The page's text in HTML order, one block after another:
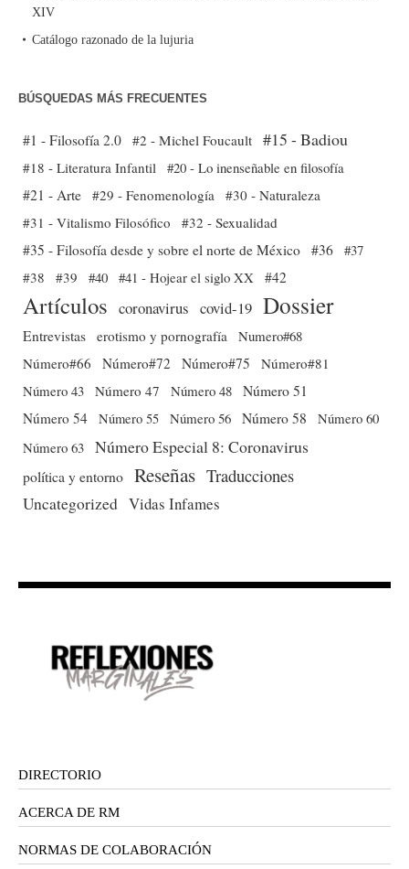
XIV
Catálogo razonado de la lujuria
BÚSQUEDAS MÁS FRECUENTES
#1 - Filosofía 2.0 #2 - Michel Foucault #15 - Badiou
#18 - Literatura Infantil #20 - Lo inenseñable en filosofía
#21 - Arte #29 - Fenomenología
#30 - Naturaleza
#31 - Vitalismo Filosófico
#32 - Sexualidad
#35 - Filosofía desde y sobre el norte de México #36 #37
#38
#39 #40 #41 - Hojear el siglo XX #42
Artículos coronavirus covid-19 Dossier
Entrevistas erotismo y pornografía
Numero#68
Número#66
Número#72 Número#75
Número#81
Número 43 Número 47 Número 48 Número 51
Número 54 Número 55 Número 56 Número 58
Número 60
Número 63 Número Especial 8: Coronavirus
política y entorno Reseñas Traducciones
Uncategorized Vidas Infames
DIRECTORIO
ACERCA DE RM
NORMAS DE COLABORACIÓN